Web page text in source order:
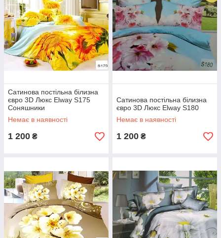
Сатинова постільна білизна
євро 3D Люкс Elway S175
Соняшники
Немає в наявності
1 200 ₴
Сатинова постільна білизна
євро 3D Люкс Elway S180
Немає в наявності
1 200 ₴